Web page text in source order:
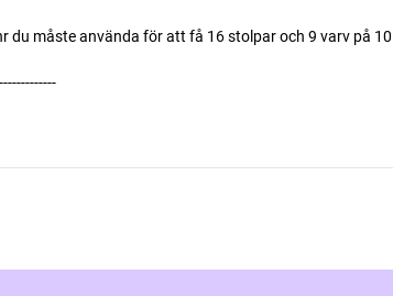
du måste använda för att få 16 stolpar och 9 varv på